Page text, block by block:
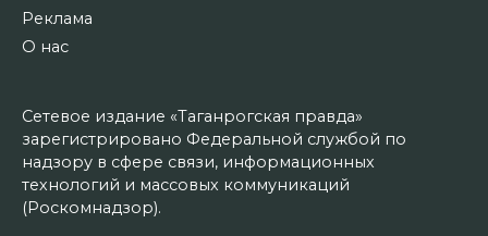
Реклама
О нас
Сетевое издание «Таганрогская правда»
зарегистрировано Федеральной службой по
надзору в сфере связи, информационных
технологий и массовых коммуникаций
(Роскомнадзор).